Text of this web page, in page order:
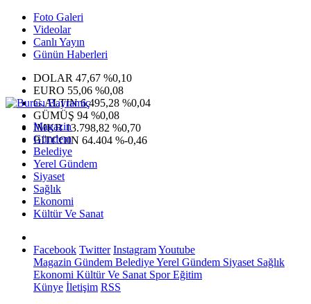
Foto Galeri
Videolar
Canlı Yayın
Günün Haberleri
DOLAR 47,67 %0,10
EURO 55,06 %0,08
G.ALTIN6.495,28 %0,04
GÜMÜŞ 94 %0,08
IMKB13.798,82 %0,70
BITCOIN 64.404 %-0,46
Magazin
Gündem
Belediye
Yerel Gündem
Siyaset
Sağlık
Ekonomi
Kültür Ve Sanat
Facebook Twitter InstagramYoutube
Magazin Gündem BelediyeYerel Gündem Siyaset Sağlık
Ekonomi Kültür Ve Sanat SporEğitim
Künye İletişim RSS